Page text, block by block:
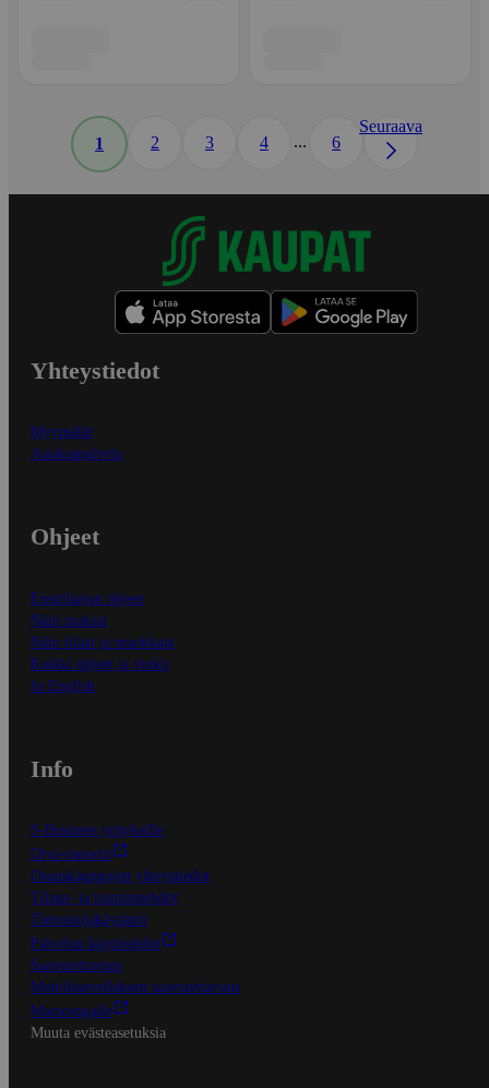
1 2 3 4 ... 6
Seuraava
Yhteystiedot
Myymälät
Asiakaspalvelu
Ohjeet
Ensitilaajan ohjeet
Näin maksat
Näin tilaat ja muokkaat
Kaikki ohjeet ja vinkit
In English
Info
S-Business yrityksille
Oiva-raportit
Osuuskauppojen yhteystiedot
Tilaus- ja toimitusehdot
Tietosuojakäytäntö
Palvelun käyttöehdot
Saavutettavuus
Mobiilisovelluksen saavutettavuus
Mainostajalle
Muuta evästeasetuksia